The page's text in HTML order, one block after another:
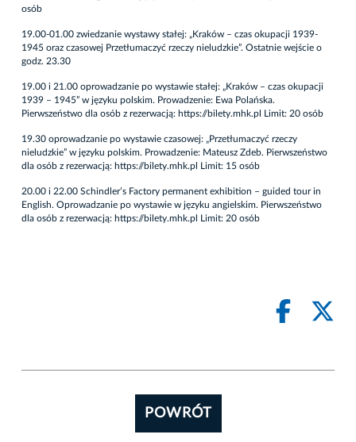
osób
19.00-01.00 zwiedzanie wystawy stałej: „Kraków – czas okupacji 1939-
1945 oraz czasowej Przetłumaczyć rzeczy nieludzkie”. Ostatnie wejście o
godz. 23.30
19.00 i 21.00 oprowadzanie po wystawie stałej: „Kraków – czas okupacji
1939 – 1945” w języku polskim. Prowadzenie: Ewa Polańska.
Pierwszeństwo dla osób z rezerwacją: https://bilety.mhk.pl Limit: 20 osób
19.30 oprowadzanie po wystawie czasowej: „Przetłumaczyć rzeczy
nieludzkie” w języku polskim. Prowadzenie: Mateusz Zdeb. Pierwszeństwo
dla osób z rezerwacją: https://bilety.mhk.pl Limit: 15 osób
20.00 i 22.00 Schindler’s Factory permanent exhibition – guided tour in
English. Oprowadzanie po wystawie w języku angielskim. Pierwszeństwo
dla osób z rezerwacją: https://bilety.mhk.pl Limit: 20 osób
POWRÓT